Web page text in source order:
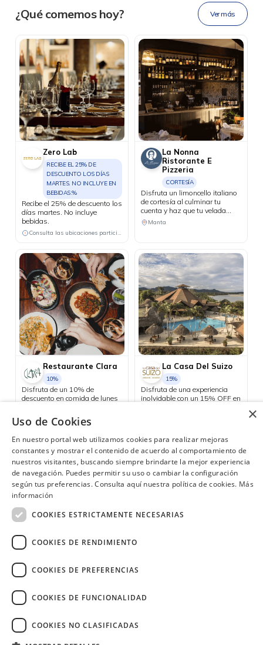
Ahora tus blu benefits
en una
sola app.
¿Qué comemos hoy? Ver más
Zero Lab
RECIBE EL 25% DE
DESCUENTO LOS DÍAS
MARTES. NO INCLUYE EN
BEBIDAS.%
Recibe el 25% de descuento los
días martes. No incluye
bebidas.
Consulta las ubicaciones participantes
La Nonna
Ristorante E
Pizzeria
CORTESÍA
Disfruta un limoncello italiano
de cortesía al culminar tu
cuenta y haz que tu velada
tenga un final perfecto.
Manta
Restaurante Clara
10%
Disfruta de un 10% de
descuento en comida de lunes
hour 3x2 en cócteles del día, de
lunes a jueves.
La Casa Del Suizo
15%
Disfruta de una experiencia
inolvidable con un 15% OFF en
¿Necesitas ayuda? (02) 298 1300
×
Uso de Cookies
En nuestro portal web utilizamos cookies para realizar mejoras
constantes y mostrar el contenido de acuerdo al comportamiento de
nuestros visitantes, buscando siempre brindarte la mejor experiencia
de navegación. Puedes permitir su uso o cambiar la configuración
según tus preferencias. Consulta aquí nuestra política de cookies. Más
información
COOKIES ESTRICTAMENTE NECESARIAS
COOKIES DE RENDIMIENTO
COOKIES DE PREFERENCIAS
COOKIES DE FUNCIONALIDAD
COOKIES NO CLASIFICADAS